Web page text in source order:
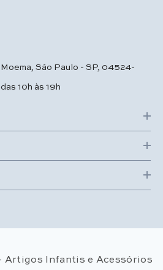
São Paulo - SP, 04524-
10h às 19h
Artigos Infantis e Acessórios